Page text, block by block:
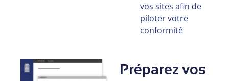
vos sites afin de
piloter votre
conformité
Préparez vos